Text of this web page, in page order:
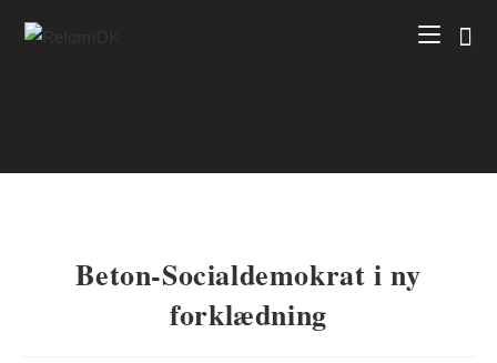
Beton-Socialdemokrat i ny
forklædning